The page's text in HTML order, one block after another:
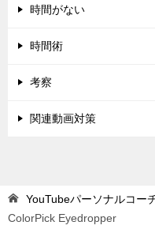
時間がない
時間術
考察
関連動画対策
YouTubeパーソナルコー
ColorPick Eyedropper